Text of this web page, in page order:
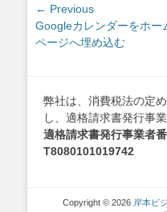
投
稿
ナ
ー
シ
ョ
← Previous
Previous
post:
Googleカレンダーをホー
ページへ埋め込む
弊社は、消費税法の定
し、適格請求書発行事
適格請求書発行事業者
T8080101019742
Copyright © 2026 岸本ビ